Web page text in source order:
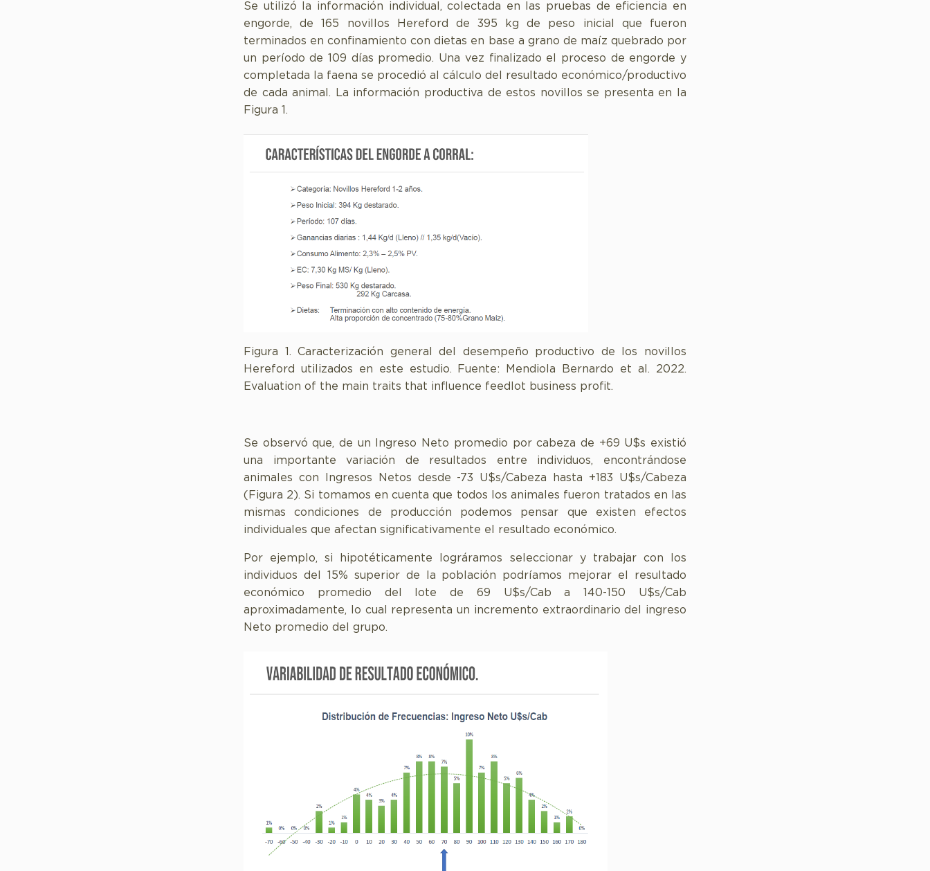
Se utilizó la información individual, colectada en las pruebas de eficiencia en
engorde, de 165 novillos Hereford de 395 kg de peso inicial que fueron
terminados en confinamiento con dietas en base a grano de maíz quebrado por
un período de 109 días promedio. Una vez finalizado el proceso de engorde y
completada la faena se procedió al cálculo del resultado económico/productivo
de cada animal. La información productiva de estos novillos se presenta en la
Figura 1.
Figura 1. Caracterización general del desempeño productivo de los novillos
Hereford utilizados en este estudio. Fuente: Mendiola Bernardo et al. 2022.
Evaluation of the main traits that influence feedlot business profit.
Se observó que, de un Ingreso Neto promedio por cabeza de +69 U$s existió
una importante variación de resultados entre individuos, encontrándose
animales con Ingresos Netos desde -73 U$s/Cabeza hasta +183 U$s/Cabeza
(Figura 2). Si tomamos en cuenta que todos los animales fueron tratados en las
mismas condiciones de producción podemos pensar que existen efectos
individuales que afectan significativamente el resultado económico.
Por ejemplo, si hipotéticamente lográramos seleccionar y trabajar con los
individuos del 15% superior de la población podríamos mejorar el resultado
económico promedio del lote de 69 U$s/Cab a 140-150 U$s/Cab
aproximadamente, lo cual representa un incremento extraordinario del ingreso
Neto promedio del grupo.